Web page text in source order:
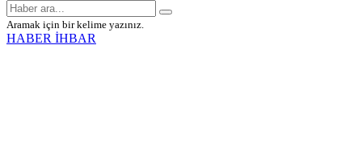
Aramak için bir kelime yazınız.
HABER İHBAR